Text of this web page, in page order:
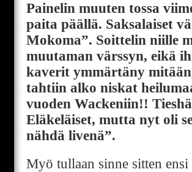
Painelin muuten tossa
paita päällä. Saksalaiset
Mokoma”. Soittelin niille
muutaman värssyn, eikä
kaverit ymmärtäny
tahtiin alko niskat
vuoden Wackeniin!!
Eläkeläiset, mutta nyt oli
nähdä livenä”.
Myö tullaan sinne sitten